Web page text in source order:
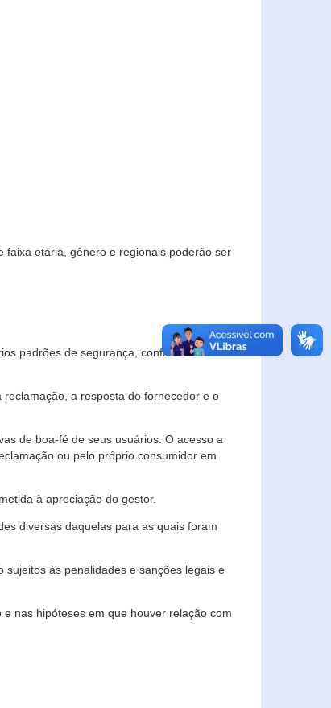
faixa etária, gênero e regionais poderão ser
padrões de segurança, confidencialidade
a resposta do fornecedor e o
de boa-fé de seus usuários. O acesso a
ou pelo próprio consumidor em
à apreciação do gestor.
diversas daquelas para as quais foram
às penalidades e sanções legais e
nas hipóteses em que houver relação com